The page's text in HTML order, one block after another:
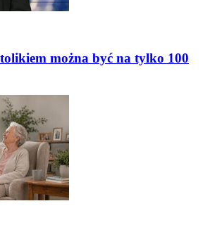
można być na tylko 100